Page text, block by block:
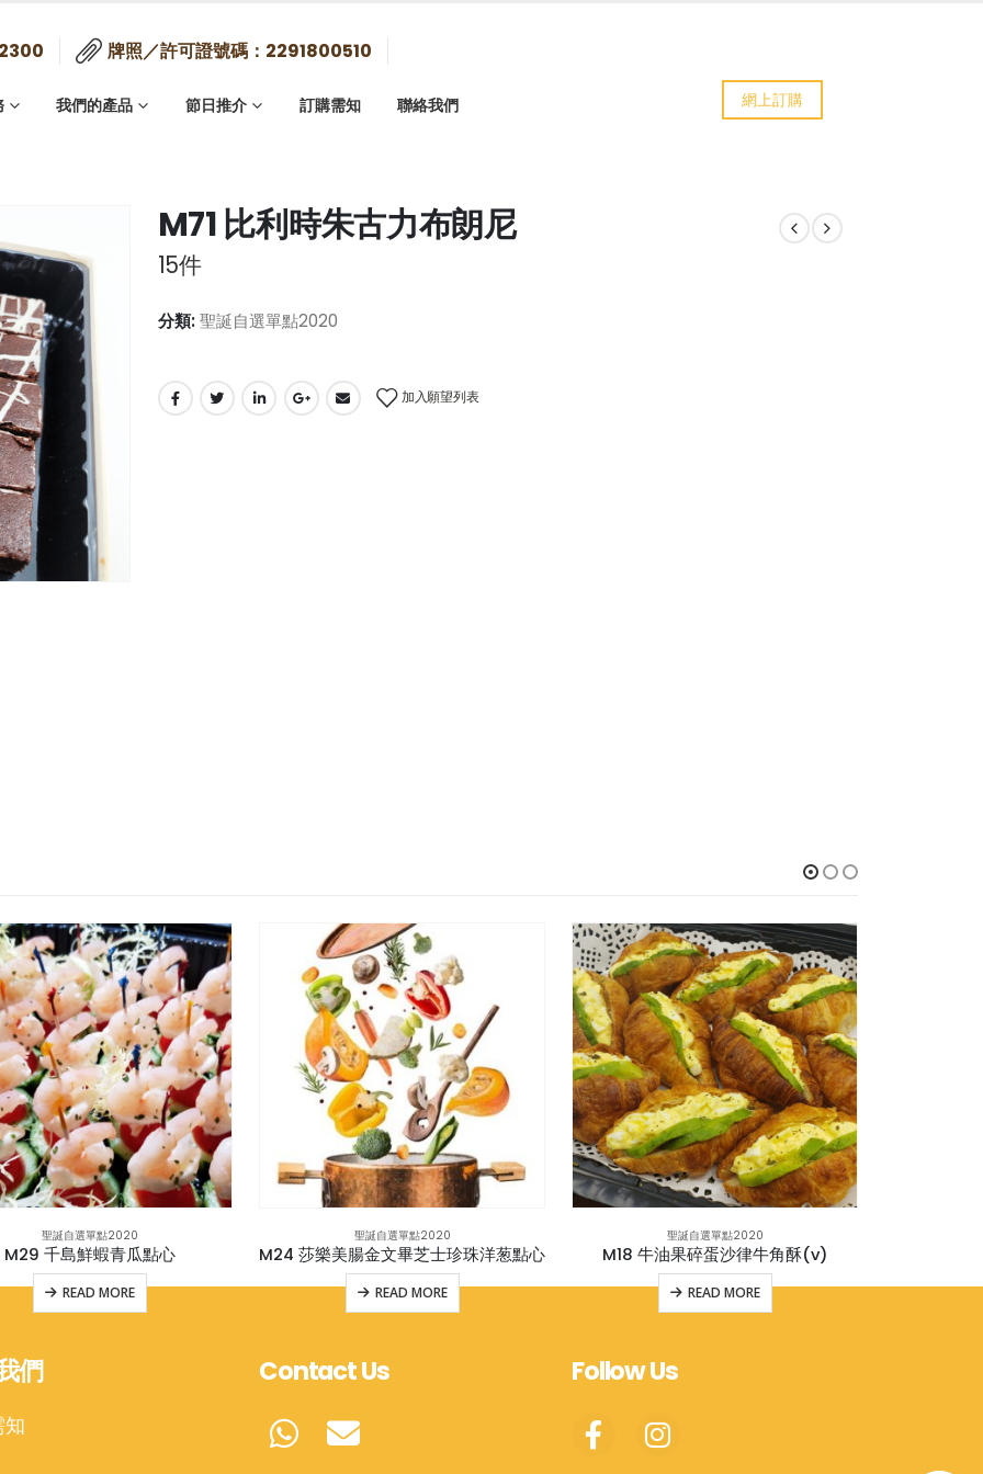
牌照／許可證號碼：2291800510
我們的產品 節日推介 訂購需知 聯絡我們 網上訂購
M71 比利時朱古力布朗尼
15件
分類:聖誕自選單點2020
加入願望列表
聖誕自選單點2020
M29 千島鮮蝦青瓜點心
READ MORE
聖誕自選單點2020
M24 莎樂美腸金文畢芝士珍珠洋葱點心
READ MORE
聖誕自選單點2020
M18 牛油果碎蛋沙律牛角酥(v)
READ MORE
們 Contact Us Follow Us